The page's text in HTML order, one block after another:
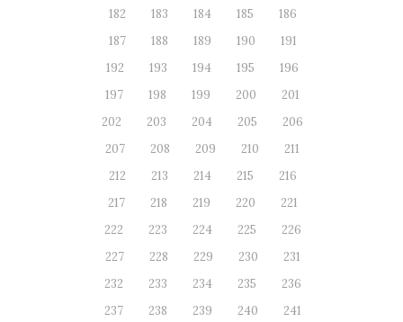
182
183 184 185
186
187
188 189 190
191
192
193 194 195
196
197
198 199 200
201
202
203 204 205
206
207
208 209 210
211
212
213 214 215
216
217
218 219 220
221
222
223 224 225
226
227
228 229 230
231
232
233 234 235
236
237
238 239 240
241